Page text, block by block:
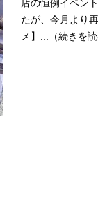
店の恒例イベン
たが、今月より
メ】...（続きを読